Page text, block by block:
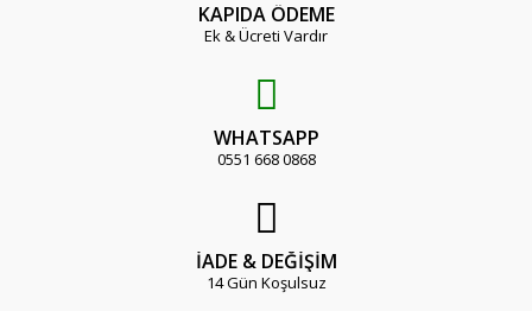
KAPIDA ÖDEME
Ek & Ücreti Vardır
WHATSAPP
0551 668 0868
İADE & DEĞİŞİM
14 Gün Koşulsuz